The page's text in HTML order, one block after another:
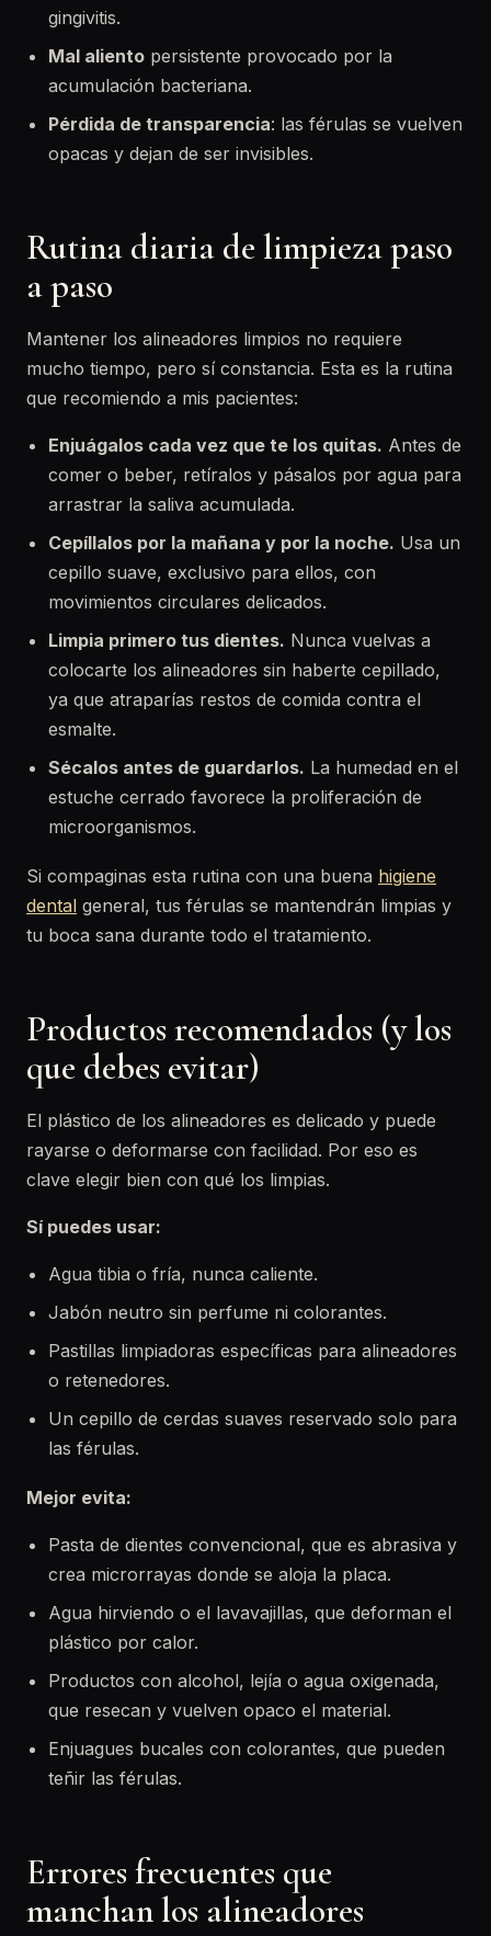
gingivitis.
Mal aliento persistente provocado por la
acumulación bacteriana.
Pérdida de transparencia: las férulas se vuelven
opacas y dejan de ser invisibles.
Rutina diaria de limpieza paso
a paso
Mantener los alineadores limpios no requiere
mucho tiempo, pero sí constancia. Esta es la rutina
que recomiendo a mis pacientes:
Enjuágalos cada vez que te los quitas. Antes de
comer o beber, retíralos y pásalos por agua para
arrastrar la saliva acumulada.
Cepíllalos por la mañana y por la noche. Usa un
cepillo suave, exclusivo para ellos, con
movimientos circulares delicados.
Limpia primero tus dientes. Nunca vuelvas a
colocarte los alineadores sin haberte cepillado,
ya que atraparías restos de comida contra el
esmalte.
Sécalos antes de guardarlos. La humedad en el
estuche cerrado favorece la proliferación de
microorganismos.
Si compaginas esta rutina con una buena higiene
dental general, tus férulas se mantendrán limpias y
tu boca sana durante todo el tratamiento.
Productos recomendados (y los
que debes evitar)
El plástico de los alineadores es delicado y puede
rayarse o deformarse con facilidad. Por eso es
clave elegir bien con qué los limpias.
Sí puedes usar:
Agua tibia o fría, nunca caliente.
Jabón neutro sin perfume ni colorantes.
Pastillas limpiadoras específicas para alineadores
o retenedores.
Un cepillo de cerdas suaves reservado solo para
las férulas.
Mejor evita:
Pasta de dientes convencional, que es abrasiva y
crea microrrayas donde se aloja la placa.
Agua hirviendo o el lavavajillas, que deforman el
plástico por calor.
Productos con alcohol, lejía o agua oxigenada,
que resecan y vuelven opaco el material.
Enjuagues bucales con colorantes, que pueden
teñir las férulas.
Errores frecuentes que
manchan los alineadores